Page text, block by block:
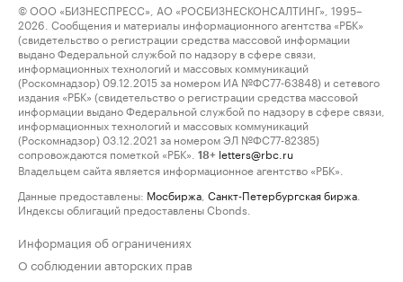
© ООО «БИЗНЕСПРЕСС», АО «РОСБИЗНЕСКОНСАЛТИНГ», 1995–
2026. Сообщения и материалы информационного агентства «РБК»
(свидетельство о регистрации средства массовой информации
выдано Федеральной службой по надзору в сфере связи,
информационных технологий и массовых коммуникаций
(Роскомнадзор) 09.12.2015 за номером ИА №ФС77-63848) и сетевого
издания «РБК» (свидетельство о регистрации средства массовой
информации выдано Федеральной службой по надзору в сфере связи,
информационных технологий и массовых коммуникаций
(Роскомнадзор) 03.12.2021 за номером ЭЛ №ФС77-82385)
сопровождаются пометкой «РБК».
18+ letters@rbc.ru
Владельцем сайта является информационное агентство «РБК».
Данные предоставлены: Мосбиржа Санкт-Петербургская биржа
Индексы облигаций предоставлены Cbonds.
Информация об ограничениях
О соблюдении авторских прав